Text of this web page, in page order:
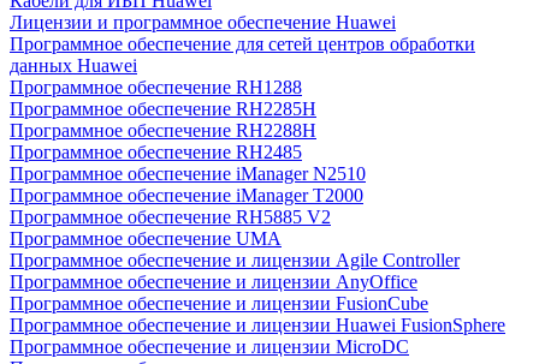
Лицензии и программное обеспечение Huawei
Программное обеспечение для сетей центров обработки
данных Huawei
Программное обеспечение RH1288
Программное обеспечение RH2285H
Программное обеспечение RH2288H
Программное обеспечение RH2485
Программное обеспечение iManager N2510
Программное обеспечение iManager T2000
Программное обеспечение RH5885 V2
Программное обеспечение UMA
Программное обеспечение и лицензии Agile Controller
Программное обеспечение и лицензии AnyOffice
Программное обеспечение и лицензии FusionCube
Программное обеспечение и лицензии Huawei FusionSphere
Программное обеспечение и лицензии MicroDC